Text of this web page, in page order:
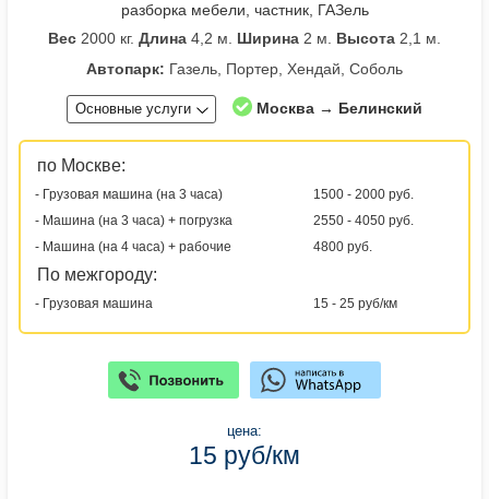
разборка мебели, частник, ГАЗель
Вес 2000 кг. Длина 4,2 м. Ширина 2 м. Высота 2,1 м.
Автопарк: Газель, Портер, Хендай, Соболь
Основные услуги Москва → Белинский
по Москве:
- Грузовая машина (на 3 часа)
1500 - 2000 руб.
- Машина (на 3 часа) + погрузка
2550 - 4050 руб.
- Машина (на 4 часа) + рабочие
4800 руб.
По межгороду:
- Грузовая машина 15 - 25 руб/км
цена:
15 руб/км